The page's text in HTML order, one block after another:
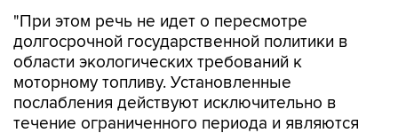
"При этом речь не идет о пересмотре
долгосрочной государственной политики в
области экологических требований к
моторному топливу. Установленные
послабления действуют исключительно в
течение ограниченного периода и являются